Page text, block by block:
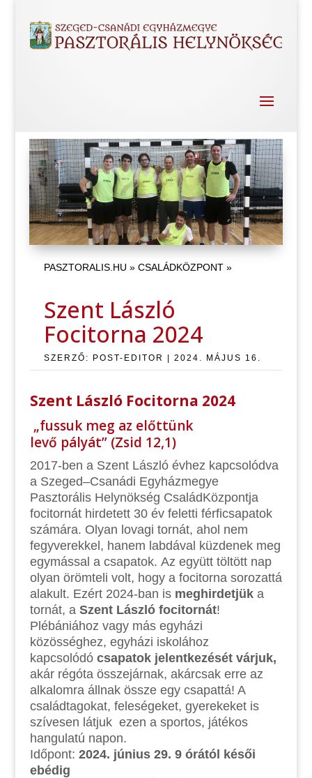
PASZTORALIS.HU » CSALÁDKÖZPONT»
Szent László
Focitorna 2024
SZERZŐ: POST-EDITOR | 2024. MÁJUS 16.
Szent László Focitorna 2024
„fussuk meg az előttünk
levő pályát” (Zsid 12,1)
2017-ben a Szent László évhez kapcsolódva
a Szeged–Csanádi Egyházmegye
Pasztorális Helynökség CsaládKözpontja
focitornát hirdetett 30 év feletti férficsapatok
számára. Olyan lovagi tornát, ahol nem
fegyverekkel, hanem labdával küzdenek meg
egymással a csapatok. Az együtt töltött nap
olyan örömteli volt, hogy a focitorna sorozattá
alakult. Ezért 2024-ban is meghirdetjüka
tornát, a Szent László focitornát!
Plébániához vagy más egyházi
közösséghez, egyházi iskolához
kapcsolódó csapatok jelentkezését várjuk,
akár régóta összejárnak, akárcsak erre az
alkalomra állnak össze egy csapattá! A
családtagokat, feleségeket, gyerekeket is
szívesen látjuk ezen a sportos, játékos
hangulatú napon.
Időpont: 2024. június29. 9 órától késői
ebédig